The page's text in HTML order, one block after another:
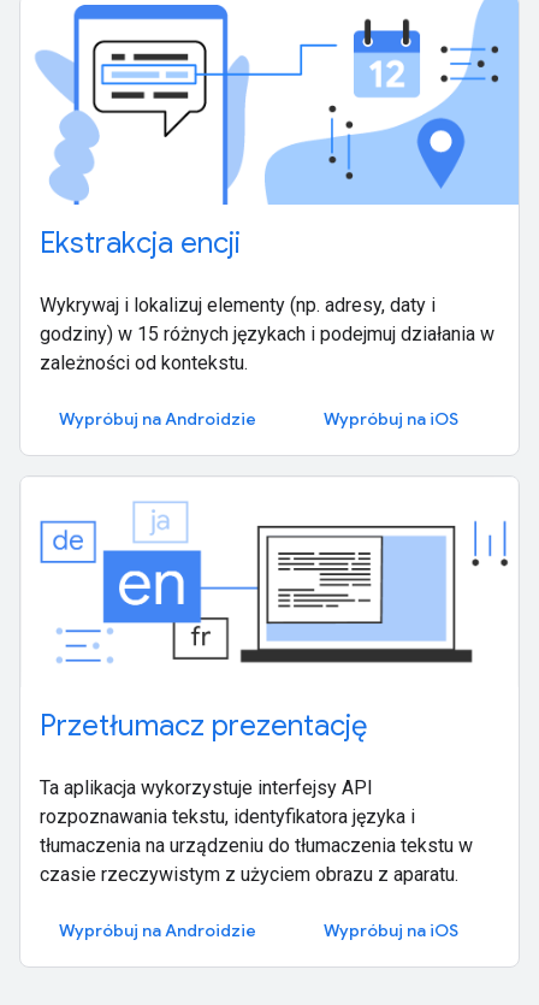
Ekstrakcja encji
Wykrywaj i lokalizuj elementy (np. adresy, daty i
godziny) w 15 różnych językach i podejmuj działania w
zależności od kontekstu.
Wypróbuj na Androidzie Wypróbuj na iOS
Przetłumacz prezentację
Ta aplikacja wykorzystuje interfejsy API
rozpoznawania tekstu, identyfikatora języka i
tłumaczenia na urządzeniu do tłumaczenia tekstu w
czasie rzeczywistym z użyciem obrazu z aparatu.
Wypróbuj na Androidzie Wypróbuj na iOS